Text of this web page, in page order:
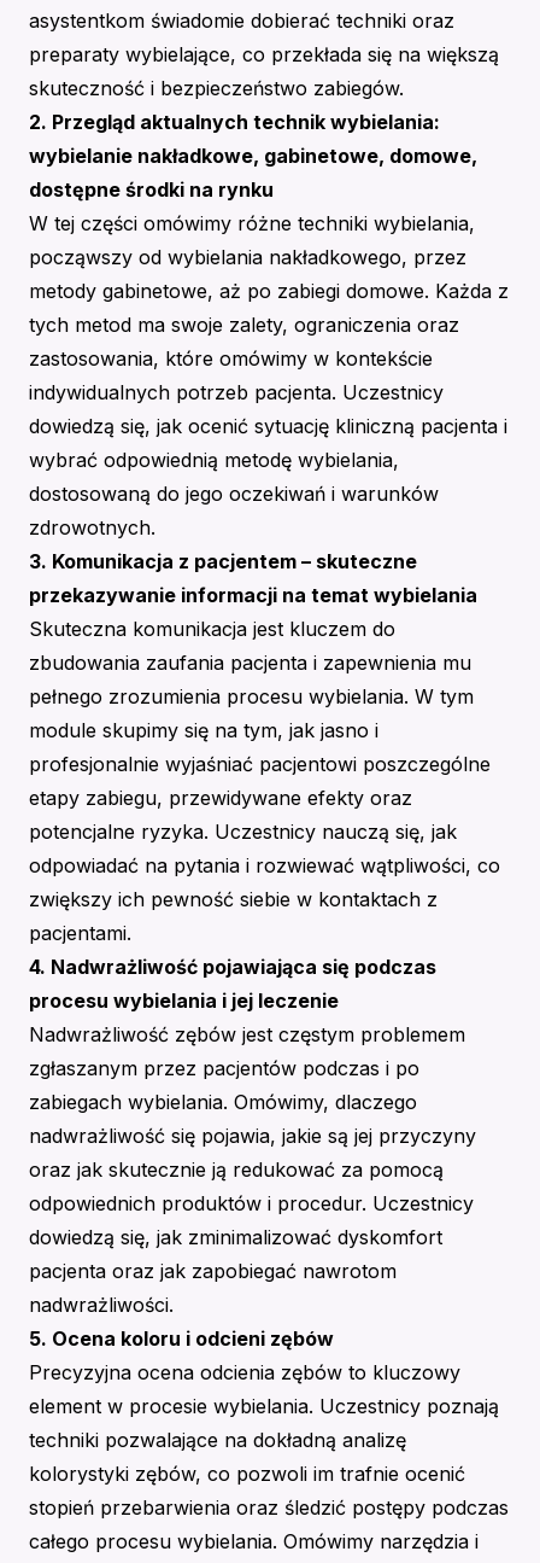
asystentkom świadomie dobierać techniki oraz
preparaty wybielające, co przekłada się na większą
skuteczność i bezpieczeństwo zabiegów.
2. Przegląd aktualnych technik wybielania:
wybielanie nakładkowe, gabinetowe, domowe,
dostępne środki na rynku
W tej części omówimy różne techniki wybielania,
począwszy od wybielania nakładkowego, przez
metody gabinetowe, aż po zabiegi domowe. Każda z
tych metod ma swoje zalety, ograniczenia oraz
zastosowania, które omówimy w kontekście
indywidualnych potrzeb pacjenta. Uczestnicy
dowiedzą się, jak ocenić sytuację kliniczną pacjenta i
wybrać odpowiednią metodę wybielania,
dostosowaną do jego oczekiwań i warunków
zdrowotnych.
3. Komunikacja z pacjentem – skuteczne
przekazywanie informacji na temat wybielania
Skuteczna komunikacja jest kluczem do
zbudowania zaufania pacjenta i zapewnienia mu
pełnego zrozumienia procesu wybielania. W tym
module skupimy się na tym, jak jasno i
profesjonalnie wyjaśniać pacjentowi poszczególne
etapy zabiegu, przewidywane efekty oraz
potencjalne ryzyka. Uczestnicy nauczą się, jak
odpowiadać na pytania i rozwiewać wątpliwości, co
zwiększy ich pewność siebie w kontaktach z
pacjentami.
4. Nadwrażliwość pojawiająca się podczas
procesu wybielania i jej leczenie
Nadwrażliwość zębów jest częstym problemem
zgłaszanym przez pacjentów podczas i po
zabiegach wybielania. Omówimy, dlaczego
nadwrażliwość się pojawia, jakie są jej przyczyny
oraz jak skutecznie ją redukować za pomocą
odpowiednich produktów i procedur. Uczestnicy
dowiedzą się, jak zminimalizować dyskomfort
pacjenta oraz jak zapobiegać nawrotom
nadwrażliwości.
5. Ocena koloru i odcieni zębów
Precyzyjna ocena odcienia zębów to kluczowy
element w procesie wybielania. Uczestnicy poznają
techniki pozwalające na dokładną analizę
kolorystyki zębów, co pozwoli im trafnie ocenić
stopień przebarwienia oraz śledzić postępy podczas
całego procesu wybielania. Omówimy narzędzia i